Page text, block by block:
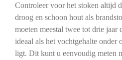
Controleer voor het stoken altijd
droog en schoon hout als
moeten meestal twee tot drie jaar
ideaal als het vochtgehalte onder
ligt. Dit kunt u eenvoudig meten